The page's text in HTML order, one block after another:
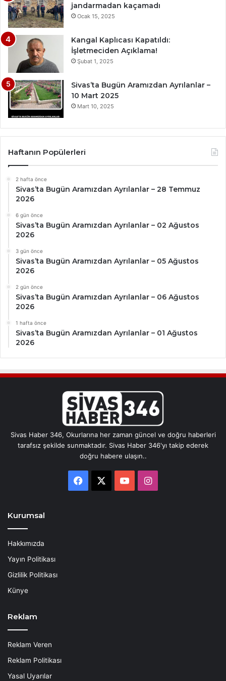
jandarmadan kaçamadı
Ocak 15, 2025
Kangal Kaplıcası Kapatıldı:
İşletmeciden Açıklama!
Şubat 1, 2025
Sivas’ta Bugün Aramızdan Ayrılanlar –
10 Mart 2025
Mart 10, 2025
Haftanın Popülerleri
2 hafta önce
Sivas’ta Bugün Aramızdan Ayrılanlar – 28 Temmuz
2026
6 gün önce
Sivas’ta Bugün Aramızdan Ayrılanlar – 02 Ağustos
2026
3 gün önce
Sivas’ta Bugün Aramızdan Ayrılanlar – 05 Ağustos
2026
2 gün önce
Sivas’ta Bugün Aramızdan Ayrılanlar – 06 Ağustos
2026
1 hafta önce
Sivas’ta Bugün Aramızdan Ayrılanlar – 01 Ağustos
2026
Sivas Haber 346, Okurlarına her zaman güncel ve doğru haberleri
tarafsız şekilde sunmaktadır. Sivas Haber 346'yı takip ederek
doğru habere ulaşın..
Facebook YouTubeInstagram
Kurumsal
Hakkımızda
Yayın Politikası
Gizlilik Politikası
Künye
Reklam
Reklam Veren
Reklam Politikası
Yasal Uyarılar